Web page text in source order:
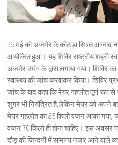
—————————————
25 मई को अजमेर के कोटड़ा स्थित आजाद
आयोजित हुआ। यह शिविर राष्ट्रीय शहरी
अजमेर उमंग के द्वारा लगाया गया। शिविर
स्वास्थ्य की जांच करवाकर किया। शिविर
जांच के बाद कहा कि मेयर गहलोत पूर्ण रूप
शुगर भी नियंत्रित है,लेकिन मेयर को अपने
मेयर गहलोत का 85 किलो वजन आंका गया,
वजन 70 किलो ही होना चाहिए। इस
दौड़ की जिन्दगी में सामान्य नजर आने वाले